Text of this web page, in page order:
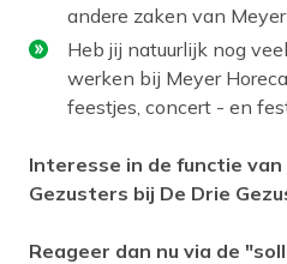
andere zaken van
Heb jij natuurlijk nog
werken bij Meyer
feestjes, concert - en
Interesse in de functie van
Gezusters bij De Drie
Reageer dan nu via de